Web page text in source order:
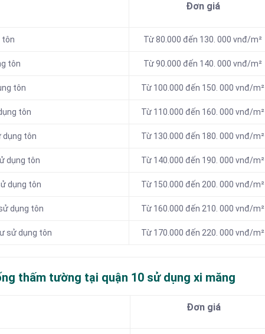
Đơn giá
tôn Từ 80.000 đến 130. 000 vnđ/m²
tôn Từ 90.000 đến 140. 000 vnđ/m²
tôn Từ 100.000 đến 150. 000 vnđ/m²
tôn Từ 110.000 đến 160. 000 vnđ/m²
dụng tôn Từ 130.000 đến 180. 000 vnđ/m²
dụng tôn Từ 140.000 đến 190. 000 vnđ/m²
dụng tôn Từ 150.000 đến 200. 000 vnđ/m²
dụng tôn Từ 160.000 đến 210. 000 vnđ/m²
sử dụng tôn Từ 170.000 đến 220. 000 vnđ/m²
thấm tường tại quận 10 sử dụng xi măng
Đơn giá